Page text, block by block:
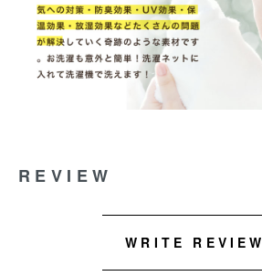
REVIEW
WRITE REVIEW